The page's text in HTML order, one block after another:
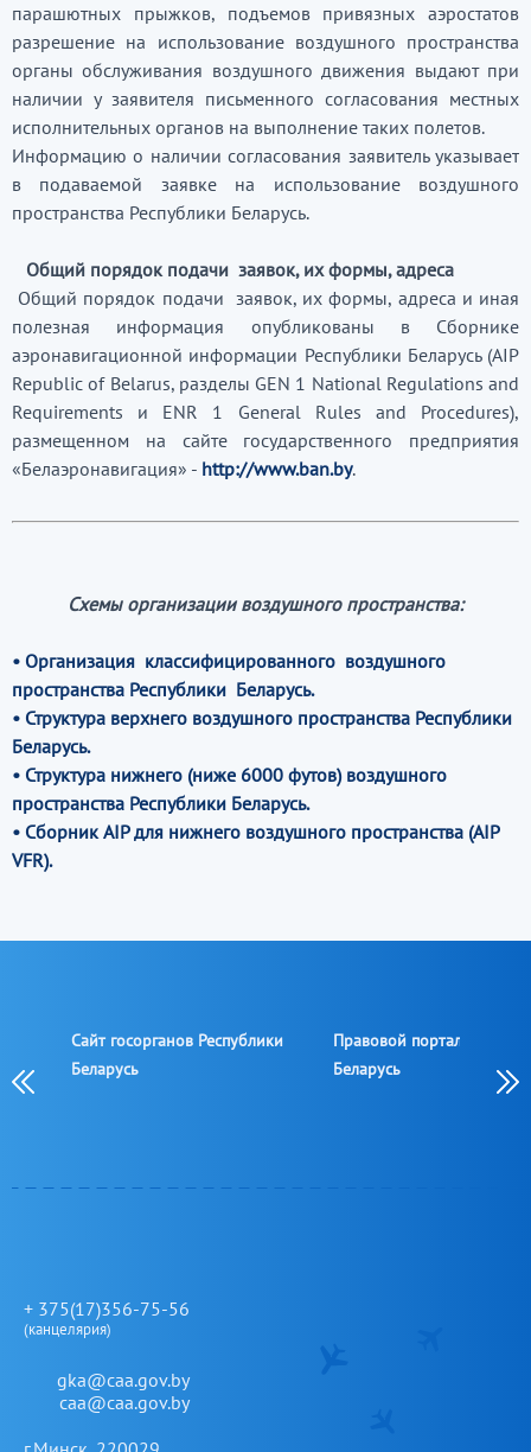
парашютных прыжков, подъемов привязных аэростатов
разрешение на использование воздушного пространства
органы обслуживания воздушного движения выдают при
наличии у заявителя письменного согласования местных
исполнительных органов на выполнение таких полетов.
Информацию о наличии согласования заявитель указывает
в подаваемой заявке на использование воздушного
пространства Республики Беларусь.
Общий порядок подачи заявок, их формы, адреса
Общий порядок подачи заявок, их формы, адреса и иная
полезная информация опубликованы в Сборнике
аэронавигационной информации Республики Беларусь (AIP
Republic of Belarus, разделы GEN 1 National Regulations and
Requirements и ENR 1 General Rules and Procedures),
размещенном на сайте государственного предприятия
«Белаэронавигация» - http://www.ban.by.
Схемы организации воздушного пространства:
• Организация классифицированного воздушного
пространства Республики Беларусь.
• Структура верхнего воздушного пространства Республики
Беларусь.
• Структура нижнего (ниже 6000 футов) воздушного
пространства Республики Беларусь.
• Сборник AIP для нижнего воздушного пространства (AIP
VFR).
Сайт госорганов Республики
Беларусь
Правовой портал
Беларусь
+ 375(17)356-75-56
(канцелярия)
gka@caa.gov.by
caa@caa.gov.by